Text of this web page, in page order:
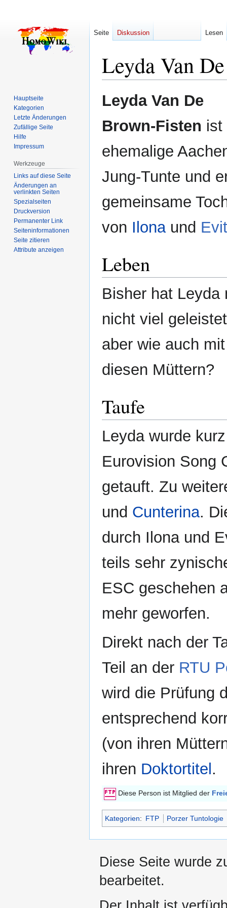
Leyda Van
Zur
Navigation
Zur
Suche
Leyda Van De
Brown-Fisten ist
ehemalige
Jung-Tunte und
gemeinsame
von Ilonaund
Leben
Bisher hat Leyda
nicht viel
aber wie auch mit
diesen Müttern?
Taufe
Leyda wurde
Eurovision Song
getauft. Zu
und Cunterina.
durch Ilona und
teils sehr
ESC geschehen
mehr geworfen.
Direkt nach der
Teil an der RTU
wird die Prüfung
entsprechend
(von ihren
ihren Doktortitel .
Diese Person ist Mitglied der
Kategorien: FTP Porzer Tuntologie
Seite Diskussion Lesen
Hauptseite
Kategorien
Letzte Änderungen
Zufällige Seite
Hilfe
Impressum
Werkzeuge
Links auf diese Seite
Änderungen an
verlinkten Seiten
Spezialseiten
Druckversion
Permanenter Link
Seiten­­informationen
Seite zitieren
Attribute anzeigen
Diese Seite wurde
bearbeitet.